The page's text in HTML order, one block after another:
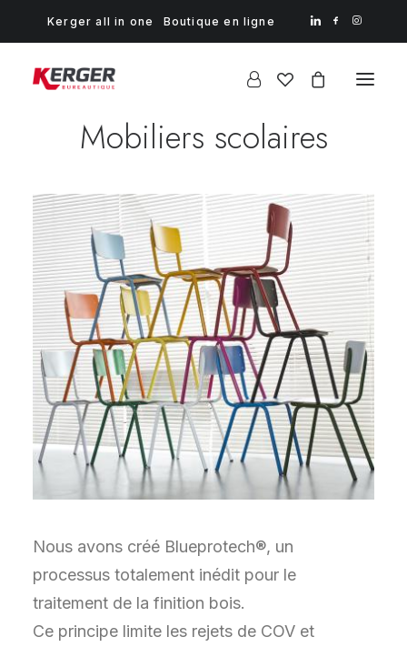
Kerger all in one Boutique en ligne
Mobiliers scolaires
Nous avons créé Blueprotech®, un
processus totalement inédit pour le
traitement de la finition bois.
Ce principe limite les rejets de COV et